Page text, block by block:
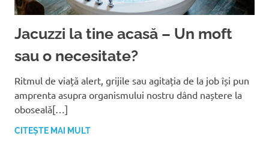
Jacuzzi la tine acasă – Un moft
sau o necesitate?
Ritmul de viață alert, grijile sau agitația de la job își pun
amprenta asupra organismului nostru dând naștere la
oboseală[…]
CITEȘTE MAI MULT